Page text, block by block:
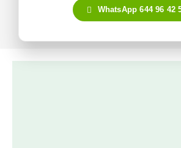
WhatsApp 644 96 42